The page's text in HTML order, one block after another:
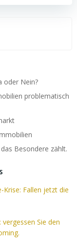
oder Nein?
problematisch
Besondere zählt.
Krise: Fallen jetzt die
Sie den